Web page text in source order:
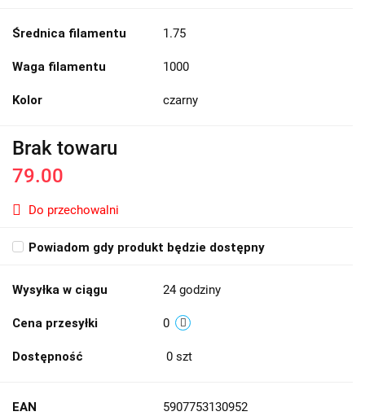
Średnica filamentu 1.75
Waga filamentu 1000
Kolor czarny
Brak towaru
79.00
Do przechowalni
Powiadom gdy produkt będzie dostępny
Wysyłka w ciągu 24 godziny
Cena przesyłki 0
Dostępność 0 szt
EAN 5907753130952